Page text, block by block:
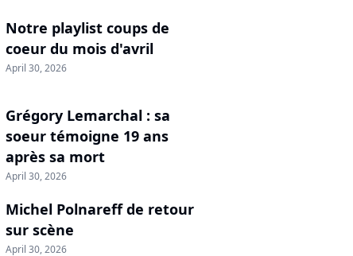
Notre playlist coups de
coeur du mois d'avril
April 30, 2026
Grégory Lemarchal : sa
soeur témoigne 19 ans
après sa mort
April 30, 2026
Michel Polnareff de retour
sur scène
April 30, 2026